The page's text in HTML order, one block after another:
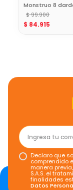
Monstruo 8
Espuma y 2
objetivos Fast
$ 99.900
$ 84.915
Declaro que
comprendido
manera previa,
S.A.S. el
finalidades
Datos